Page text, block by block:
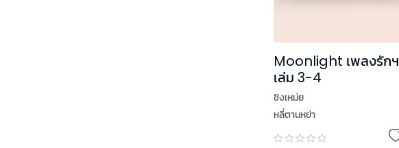
Moonlight เพลงรักฯ
เล่ม 3-4
ชิงเหม่ย
หลี่ตานหย่า